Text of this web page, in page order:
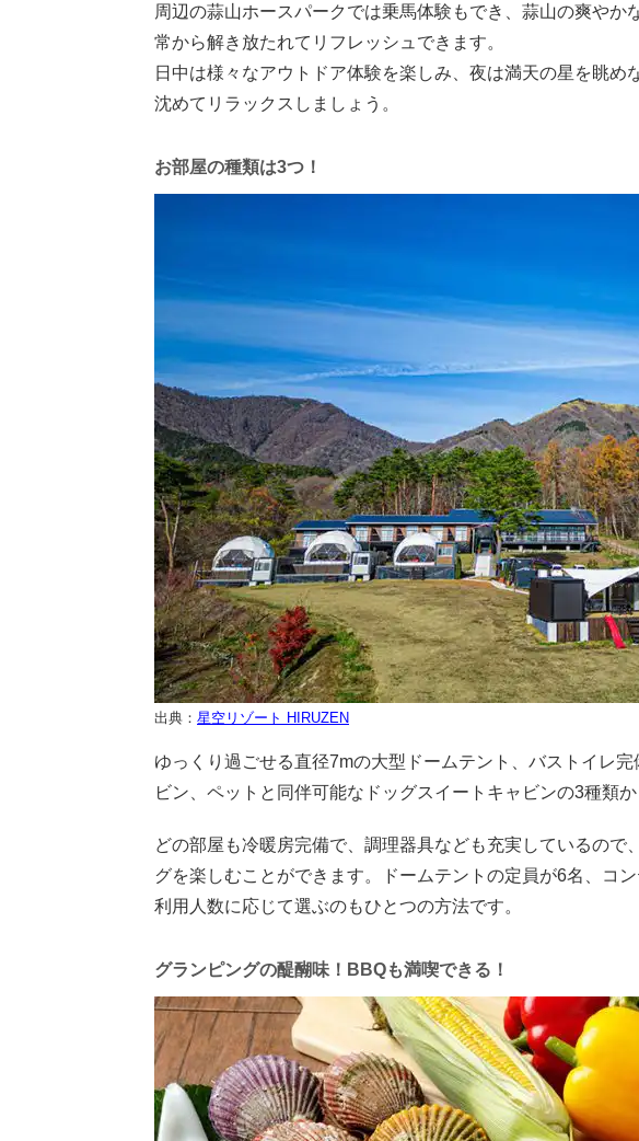
周辺の蒜山ホースパークでは乗馬体験もでき、蒜山の爽やか
常から解き放たれてリフレッシュできます。
日中は様々なアウトドア体験を楽しみ、夜は満天の星を眺め
沈めてリラックスしましょう。
お部屋の種類は3つ！
出典： 星空リゾート HIRUZEN
ゆっくり過ごせる直径7mの大型ドームテント、バストイレ
ビン、ペットと同伴可能なドッグスイートキャビンの3種類
どの部屋も冷暖房完備で、調理器具なども充実しているので
グを楽しむことができます。ドームテントの定員が6名、コ
利用人数に応じて選ぶのもひとつの方法です。
グランピングの醍醐味！BBQも満喫できる！